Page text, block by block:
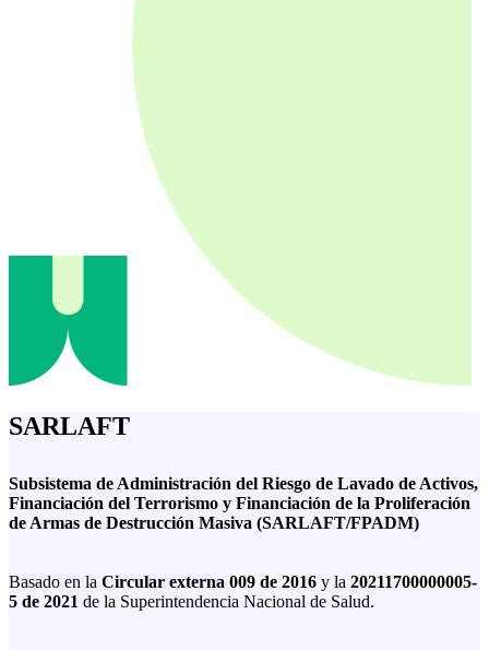
SARLAFT
Subsistema de Administración del Riesgo de Lavado de Activos,
Financiación del Terrorismo y Financiación de la Proliferación
de Armas de Destrucción Masiva (SARLAFT/FPADM)
Basado en la Circular externa 009 de 2016 y la 20211700000005-
5 de 2021 de la Superintendencia Nacional de Salud.